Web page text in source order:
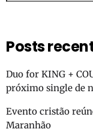
Posts
Duo for KING +
próximo single de
Evento cristão
Maranhão